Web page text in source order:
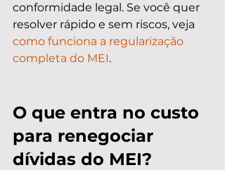
conformidade legal. Se você quer
resolver rápido e sem riscos, veja
como funciona a regularização
completa do MEI.
O que entra no custo
para renegociar
dívidas do MEI?